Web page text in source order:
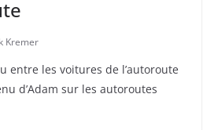
Kremer
entre les voitures de l’autoroute
d’Adam sur les autoroutes